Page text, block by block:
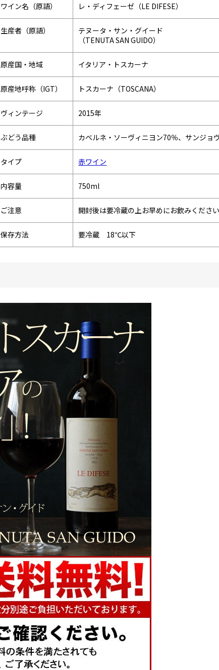
ワイン名（原語） レ・ディフェーゼ（LE DIFESE）
生産者（原語）
テヌータ・サン・グイード
（TENUTA SAN GUIDO）
原産国・地域 イタリア・トスカーナ
原産地呼称（IGT） トスカーナ（TOSCANA）
ヴィンテージ 2015年
ぶどう品種 カベルネ・ソーヴィニヨン70％、サンジョ
タイプ 赤ワイン
内容量 750ml
ご注意 開封後は要冷蔵の上お早めにお飲みください
保存方法 要冷蔵 18℃以下